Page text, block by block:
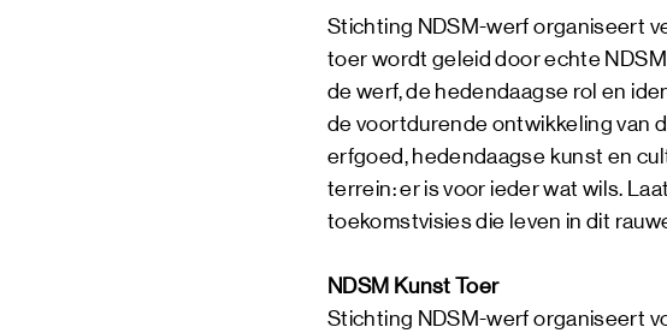
Stichting NDSM-werf organiseert
toer wordt geleid door echte
de werf, de hedendaagse rol en
de voortdurende ontwikkeling van
erfgoed, hedendaagse kunst en
terrein: er is voor ieder wat wils.
toekomstvisies die leven in dit
NDSM Kunst Toer
Stichting NDSM-werf organiseert